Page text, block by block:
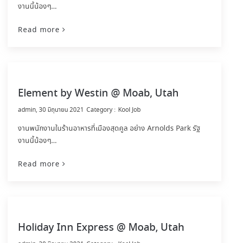
งานนี้น้องๆ…
Read more
Element by Westin @ Moab, Utah
by
admin 30 มิถุนายน 2021 Kool Job
งานพนักงานในร้านอาหารที่เมืองสุดคูล อย่าง Arnolds Park รัฐ
งานนี้น้องๆ…
Read more
Holiday Inn Express @ Moab, Utah